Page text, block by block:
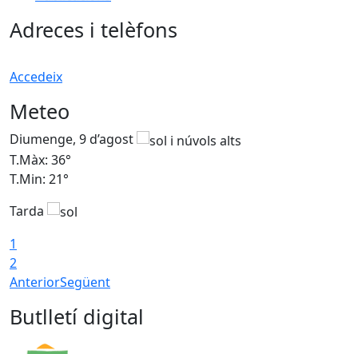
Adreces i telèfons
Accedeix
Meteo
Diumenge, 9 d’agost
T.Màx: 36°
T.Min: 21°
Tarda
1
2
AnteriorSegüent
Butlletí digital